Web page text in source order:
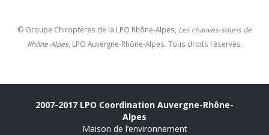
© Groupe Chiroptères de la LPO Rhône-Alpes, Les chauves-souris de
Rhône-Alpes, LPO Auvergne-Rhône-Alpes. Tous droits réservés.
2007-2017 LPO Coordination Auvergne-Rhône-
Alpes
Maison de l’environnement